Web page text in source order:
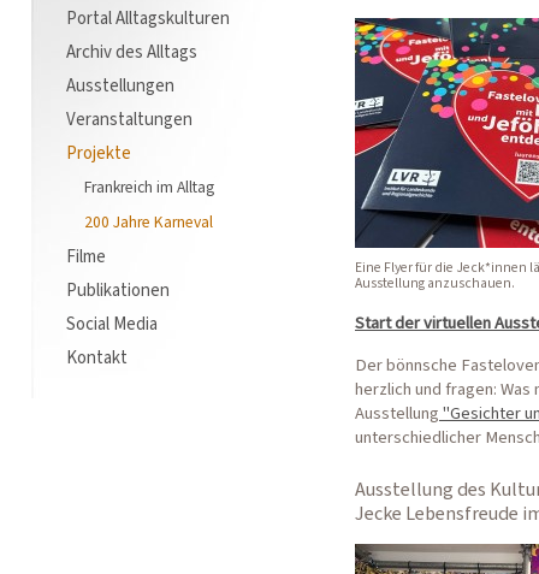
Portal Alltagskulturen
Archiv des Alltags
Ausstellungen
Veranstaltungen
Projekte
Frankreich im Alltag
200 Jahre Karneval
Filme
Publikationen
Social Media
Kontakt
Eine Flyer für die Jeck*innen
Ausstellung anzuschauen.
Start der virtuellen
Der bönnsche
herzlich und fragen:
Ausstellung "Gesichter
unterschiedlicher
Ausstellung des
Jecke Lebensfreude